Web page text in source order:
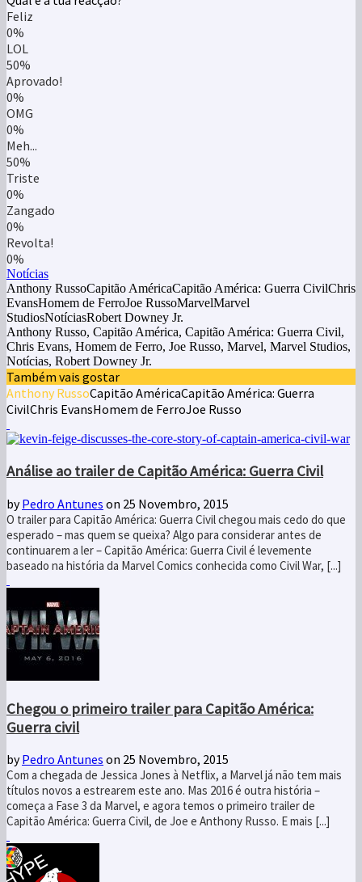
Feliz
0%
LOL
50%
Aprovado!
0%
OMG
0%
Meh...
50%
Triste
0%
Zangado
0%
Revolta!
0%
Notícias
Anthony RussoCapitão AméricaCapitão América: Guerra CivilChris
EvansHomem de FerroJoe RussoMarvelMarvel
StudiosNotíciasRobert Downey Jr.
Anthony Russo, Capitão América, Capitão América: Guerra Civil,
Chris Evans, Homem de Ferro, Joe Russo, Marvel, Marvel Studios,
Notícias, Robert Downey Jr.
Também vais gostar
Anthony RussoCapitão AméricaCapitão América: Guerra
CivilChris EvansHomem de FerroJoe Russo
Análise ao trailer de Capitão América: Guerra Civil
byPedro Antunes on 25 Novembro, 2015
O trailer para Capitão América: Guerra Civil chegou mais cedo do que
esperado – mas quem se queixa? Algo para considerar antes de
continuarem a ler – Capitão América: Guerra Civil é levemente
baseado na história da Marvel Comics conhecida como Civil War, [...]
Chegou o primeiro trailer para Capitão América:
Guerra civil
byPedro Antunes on 25 Novembro, 2015
Com a chegada de Jessica Jones à Netflix, a Marvel já não tem mais
títulos novos a estrearem este ano. Mas 2016 é outra história –
começa a Fase 3 da Marvel, e agora temos o primeiro trailer de
Capitão América: Guerra Civil, de Joe e Anthony Russo. E mais [...]